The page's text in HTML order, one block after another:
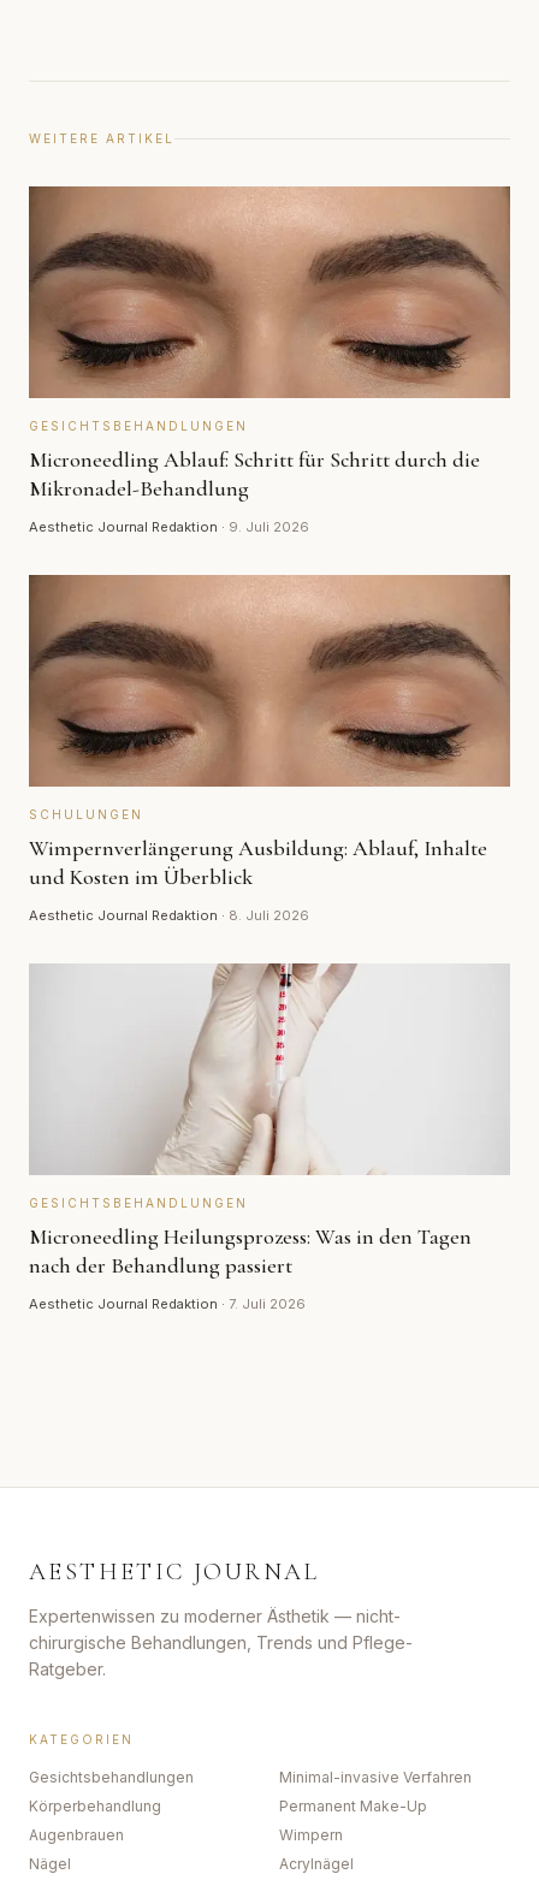
WEITERE ARTIKEL
GESICHTSBEHANDLUNGEN
Microneedling Ablauf: Schritt für Schritt durch die
Mikronadel-Behandlung
Aesthetic Journal Redaktion · 9. Juli 2026
SCHULUNGEN
Wimpernverlängerung Ausbildung: Ablauf, Inhalte
und Kosten im Überblick
Aesthetic Journal Redaktion · 8. Juli 2026
GESICHTSBEHANDLUNGEN
Microneedling Heilungsprozess: Was in den Tagen
nach der Behandlung passiert
Aesthetic Journal Redaktion · 7. Juli 2026
AESTHETIC JOURNAL
Expertenwissen zu moderner Ästhetik — nicht-
chirurgische Behandlungen, Trends und Pflege-
Ratgeber.
KATEGORIEN
Gesichtsbehandlungen
Minimal-invasive Verfahren
Körperbehandlung
Permanent Make-Up
Augenbrauen
Wimpern
Nägel
Acrylnägel